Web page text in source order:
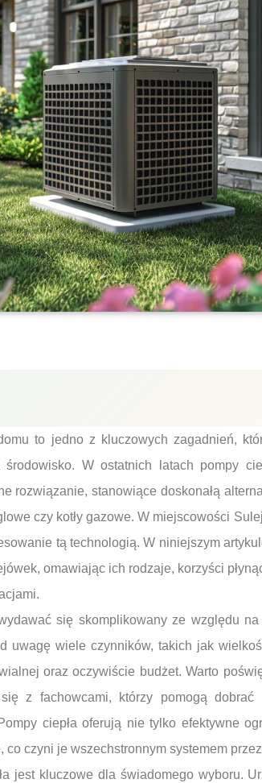
to jedno z kluczowych zagadnień,
W ostatnich latach pompy
rozwiązanie, stanowiące doskonałą
czy kotły gazowe. W miejscowości
tą technologią. W niniejszym
omawiając ich rodzaje, korzyści
się skomplikowany ze względu
uwagę wiele czynników, takich jak
oraz oczywiście budżet. Warto
z fachowcami, którzy pomogą dobrać
ciepła oferują nie tylko efektywne
czyni je wszechstronnym systemem przez
jest kluczowe dla świadomego wyboru.